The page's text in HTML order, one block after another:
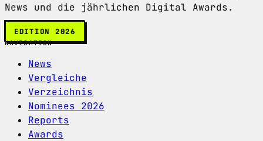
News und die jährlichen Digital Awards.
EDITION 2026
NAVIGATION
News
Vergleiche
Verzeichnis
Nominees 2026
Reports
Awards